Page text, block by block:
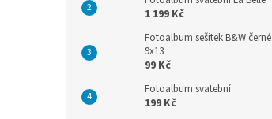
1 199 Kč
Fotoalbum sešitek B&W černé
9x13
99 Kč
Fotoalbum svatební
199 Kč